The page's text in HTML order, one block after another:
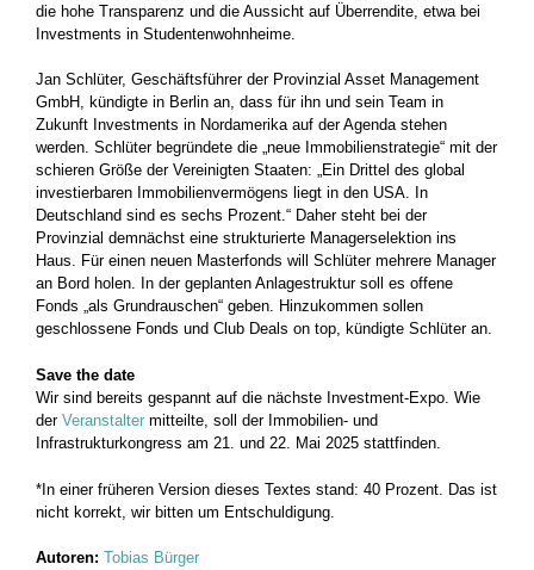
die hohe Transparenz und die Aussicht auf Überrendite, etwa bei
Investments in Studentenwohnheime.
Jan Schlüter, Geschäftsführer der Provinzial Asset Management
GmbH, kündigte in Berlin an, dass für ihn und sein Team in
Zukunft Investments in Nordamerika auf der Agenda stehen
werden. Schlüter begründete die „neue Immobilienstrategie“ mit der
schieren Größe der Vereinigten Staaten: „Ein Drittel des global
investierbaren Immobilienvermögens liegt in den USA. In
Deutschland sind es sechs Prozent.“ Daher steht bei der
Provinzial demnächst eine strukturierte Managerselektion ins
Haus. Für einen neuen Masterfonds will Schlüter mehrere Manager
an Bord holen. In der geplanten Anlagestruktur soll es offene
Fonds „als Grundrauschen“ geben. Hinzukommen sollen
geschlossene Fonds und Club Deals on top, kündigte Schlüter an.
Save the date
Wir sind bereits gespannt auf die nächste Investment-Expo. Wie
der Veranstalter mitteilte, soll der Immobilien- und
Infrastrukturkongress am 21. und 22. Mai 2025 stattfinden.
*In einer früheren Version dieses Textes stand: 40 Prozent. Das ist
nicht korrekt, wir bitten um Entschuldigung.
Autoren: Tobias Bürger